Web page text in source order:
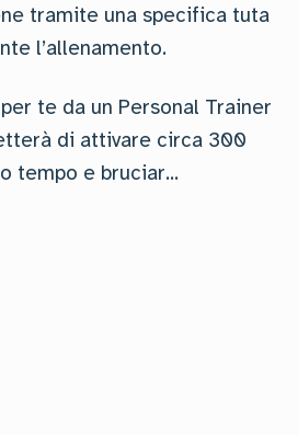
tramite una specifica tuta
l’allenamento.
te da un Personal Trainer
di attivare circa 300
tempo e bruciar...